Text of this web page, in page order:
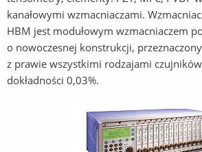
kanałowymi wzmacniaczami.
HBM jest modułowym wzmacniaczem
o nowoczesnej konstrukcji,
z prawie wszystkimi rodzajami
dokładności 0,03%.